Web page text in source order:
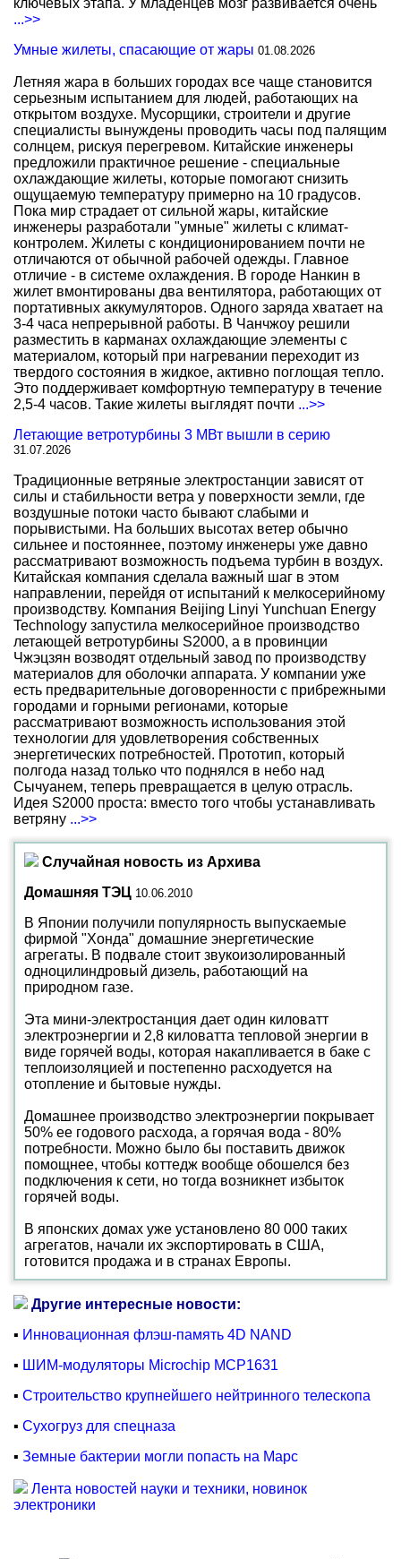
ключевых этапа. У младенцев мозг развивается очень
...>>
Умные жилеты, спасающие от жары 01.08.2026
Летняя жара в больших городах все чаще становится
серьезным испытанием для людей, работающих на
открытом воздухе. Мусорщики, строители и другие
специалисты вынуждены проводить часы под палящим
солнцем, рискуя перегревом. Китайские инженеры
предложили практичное решение - специальные
охлаждающие жилеты, которые помогают снизить
ощущаемую температуру примерно на 10 градусов.
Пока мир страдает от сильной жары, китайские
инженеры разработали "умные" жилеты с климат-
контролем. Жилеты с кондиционированием почти не
отличаются от обычной рабочей одежды. Главное
отличие - в системе охлаждения. В городе Нанкин в
жилет вмонтированы два вентилятора, работающих от
портативных аккумуляторов. Одного заряда хватает на
3-4 часа непрерывной работы. В Чанчжоу решили
разместить в карманах охлаждающие элементы с
материалом, который при нагревании переходит из
твердого состояния в жидкое, активно поглощая тепло.
Это поддерживает комфортную температуру в течение
2,5-4 часов. Такие жилеты выглядят почти ...>>
Летающие ветротурбины 3 МВт вышли в серию
31.07.2026
Традиционные ветряные электростанции зависят от
силы и стабильности ветра у поверхности земли, где
воздушные потоки часто бывают слабыми и
порывистыми. На больших высотах ветер обычно
сильнее и постояннее, поэтому инженеры уже давно
рассматривают возможность подъема турбин в воздух.
Китайская компания сделала важный шаг в этом
направлении, перейдя от испытаний к мелкосерийному
производству. Компания Beijing Linyi Yunchuan Energy
Technology запустила мелкосерийное производство
летающей ветротурбины S2000, а в провинции
Чжэцзян возводят отдельный завод по производству
материалов для оболочки аппарата. У компании уже
есть предварительные договоренности с прибрежными
городами и горными регионами, которые
рассматривают возможность использования этой
технологии для удовлетворения собственных
энергетических потребностей. Прототип, который
полгода назад только что поднялся в небо над
Сычуанем, теперь превращается в целую отрасль.
Идея S2000 проста: вместо того чтобы устанавливать
ветряну ...>>
Случайная новость из Архива
Домашняя ТЭЦ 10.06.2010
В Японии получили популярность выпускаемые
фирмой "Хонда" домашние энергетические
агрегаты. В подвале стоит звукоизолированный
одноцилиндровый дизель, работающий на
природном газе.
Эта мини-электростанция дает один киловатт
электроэнергии и 2,8 киловатта тепловой энергии в
виде горячей воды, которая накапливается в баке с
теплоизоляцией и постепенно расходуется на
отопление и бытовые нужды.
Домашнее производство электроэнергии покрывает
50% ее годового расхода, а горячая вода - 80%
потребности. Можно было бы поставить движок
помощнее, чтобы коттедж вообще обошелся без
подключения к сети, но тогда возникнет избыток
горячей воды.
В японских домах уже установлено 80 000 таких
агрегатов, начали их экспортировать в США,
готовится продажа и в странах Европы.
Другие интересные новости:
▪ Инновационная флэш-память 4D NAND
▪ ШИМ-модуляторы Microchip MCP1631
▪ Строительство крупнейшего нейтринного телескопа
▪ Сухогруз для спецназа
▪ Земные бактерии могли попасть на Марс
Лента новостей науки и техники, новинок
электроники